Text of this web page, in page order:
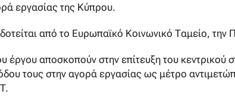
εργασίας της Κύπρου.
από το Ευρωπαϊκό Κοινωνικό Ταμείο,
έργου αποσκοπούν στην επίτευξη του
τους στην αγορά εργασίας ως μέτρο